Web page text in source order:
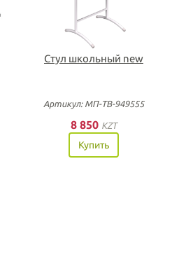
Стул школьный new
Артикул: МП-ТВ-949555
8 850 KZT
Купить